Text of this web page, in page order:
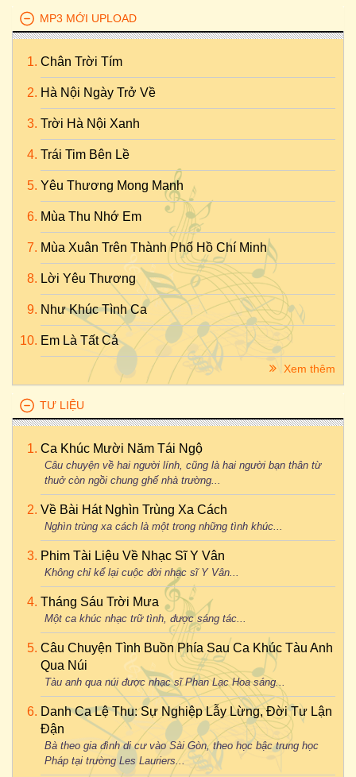
MP3 MỚI UPLOAD
Chân Trời Tím
Hà Nội Ngày Trở Về
Trời Hà Nội Xanh
Trái Tim Bên Lề
Yêu Thương Mong Manh
Mùa Thu Nhớ Em
Mùa Xuân Trên Thành Phố Hồ Chí Minh
Lời Yêu Thương
Như Khúc Tình Ca
Em Là Tất Cả
Xem thêm
TƯ LIỆU
Ca Khúc Mười Năm Tái Ngộ
Câu chuyện về hai người lính, cũng là hai người bạn thân từ
thuở còn ngồi chung ghế nhà trường...
Về Bài Hát Nghìn Trùng Xa Cách
Nghìn trùng xa cách là một trong những tình khúc...
Phim Tài Liệu Về Nhạc Sĩ Y Vân
Không chỉ kể lại cuộc đời nhạc sĩ Y Vân...
Tháng Sáu Trời Mưa
Một ca khúc nhạc trữ tình, được sáng tác...
Câu Chuyện Tình Buồn Phía Sau Ca Khúc Tàu Anh
Qua Núi
Tàu anh qua núi được nhạc sĩ Phan Lạc Hoa sáng...
Danh Ca Lệ Thu: Sự Nghiệp Lẫy Lừng, Đời Tư Lận
Đận
Bà theo gia đình di cư vào Sài Gòn, theo học bậc trung học
Pháp tại trường Les Lauriers...